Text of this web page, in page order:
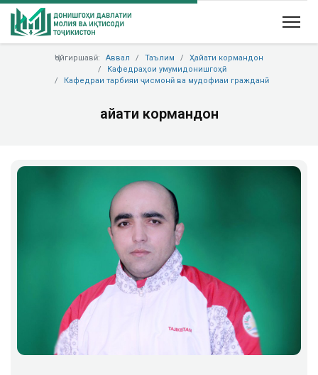
Ҷойгиршавӣ: Аввал Таълим
Ҳайати кормандон
Кафедраҳои умумидонишгоҳӣ
Кафедраи тарбияи ҷисмонӣ ва мудофиаи гражданӣ
Ҳайати кормандон